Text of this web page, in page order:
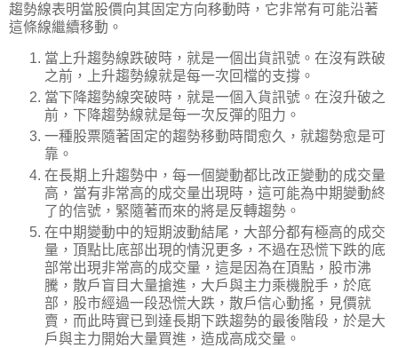
趨勢線表明當股價向其固定方向移動時，它非常有可能沿著
這條線繼續移動。
當上升趨勢線跌破時，就是一個出貨訊號。在沒有跌破
之前，上升趨勢線就是每一次回檔的支撐。
當下降趨勢線突破時，就是一個入貨訊號。在沒升破之
前，下降趨勢線就是每一次反彈的阻力。
一種股票隨著固定的趨勢移動時間愈久，就趨勢愈是可
靠。
在長期上升趨勢中，每一個變動都比改正變動的成交量
高，當有非常高的成交量出現時，這可能為中期變動終
了的信號，緊隨著而來的將是反轉趨勢。
在中期變動中的短期波動結尾，大部分都有極高的成交
量，頂點比底部出現的情況更多，不過在恐慌下跌的底
部常出現非常高的成交量，這是因為在頂點，股市沸
騰，散戶盲目大量搶進，大戶與主力乘機脫手，於底
部，股市經過一段恐慌大跌，散戶信心動搖，見價就
賣，而此時實已到達長期下跌趨勢的最後階段，於是大
戶與主力開始大量買進，造成高成交量。